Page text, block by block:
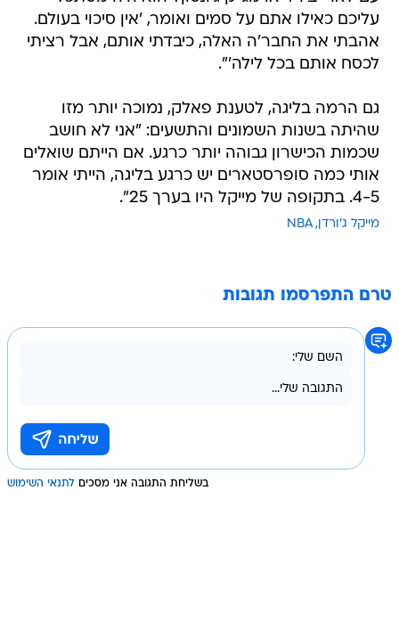
עליכם כאילו אתם על סמים ואומר, 'אין סיכוי בעולם.
אהבתי את החבר'ה האלה, כיבדתי אותם, אבל רציתי
לכסח אותם בכל לילה'".
גם הרמה בליגה, לטענת פאלק, נמוכה יותר מזו
שהיתה בשנות השמונים והתשעים: "אני לא חושב
שכמות הכישרון גבוהה יותר כרגע. אם הייתם שואלים
אותי כמה סופרסטארים יש כרגע בליגה, הייתי אומר
4-5. בתקופה של מייקל היו בערך 25".
מייקל ג'ורדן NBA
טרם התפרסמו תגובות
בשליחת התגובה אני מסכים לתנאי השימוש